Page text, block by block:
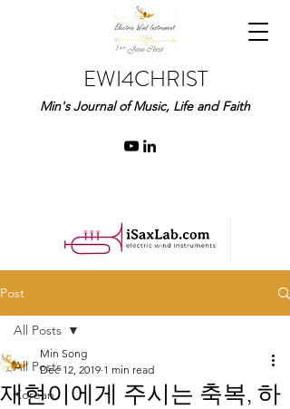
EWI4CHRIST
Min's Journal of Music, Life and Faith
Post
All Posts
Korean
All Posts
재현이에게 주시는 축복, 하
Min Song
Dec 12, 2019 1 min read